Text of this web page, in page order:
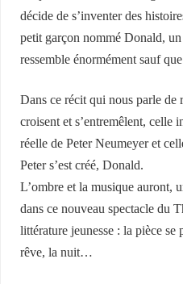
décide de s’inventer des
petit garçon nommé Donald,
ressemble énormément sauf
Dans ce récit qui nous parle de
croisent et s’entremêlent, celle
réelle de Peter Neumeyer et
Peter s’est créé, Donald.
L’ombre et la musique auront,
dans ce nouveau spectacle du
littérature jeunesse : la pièce se
rêve, la nuit…